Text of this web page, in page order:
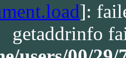
]:
getaddrinfo